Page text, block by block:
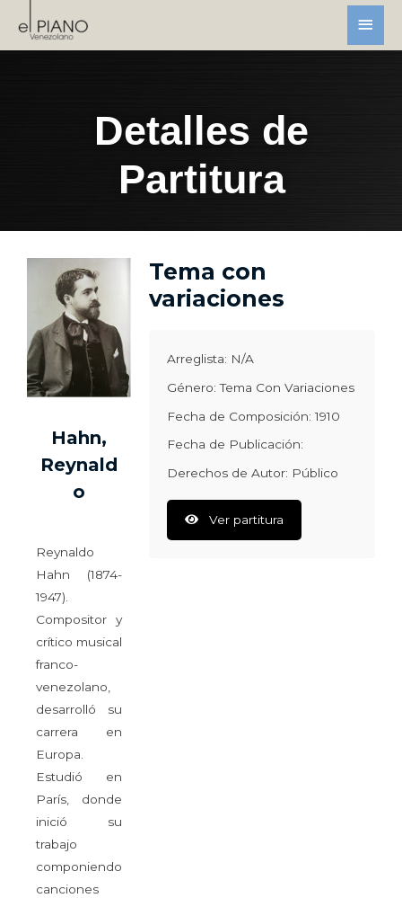
Detalles de
Partitura
Hahn,
Reynald
o
Reynaldo
Hahn (1874-
1947).
Compositor y
crítico musical
franco-
venezolano,
desarrolló su
carrera en
Europa.
Estudió en
París, donde
inició su
trabajo
componiendo
canciones
Tema con
variaciones
Arreglista: N/A
Género: Tema Con Variaciones
Fecha de Composición: 1910
Fecha de Publicación:
Derechos de Autor: Público
Ver partitura